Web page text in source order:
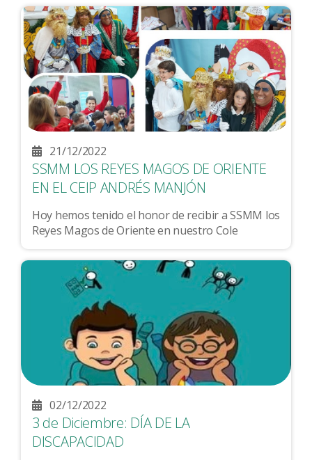
21/12/2022
SSMM LOS REYES MAGOS DE ORIENTE
EN EL CEIP ANDRÉS MANJÓN
Hoy hemos tenido el honor de recibir a SSMM los
Reyes Magos de Oriente en nuestro Cole
02/12/2022
3 de Diciembre: DÍA DE LA
DISCAPACIDAD